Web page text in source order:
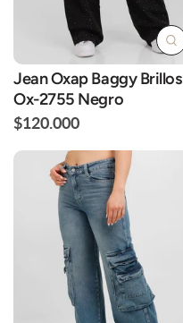
Jean Oxap Baggy Brillos
Ox-2755 Negro
$120.000